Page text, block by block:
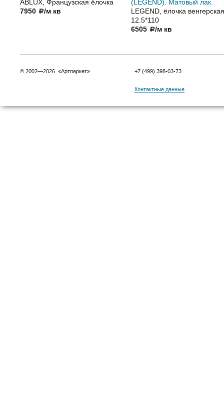
ABLUX, Французская ёлочка
7950 a/м кв
(LEGEND). Матовый лак.
LEGEND, ёлочка венгерская
12.5*110
6505 a/м кв
© 2002—2026 «Артпаркет» +7 (499) 398-03-73
Контактные данные